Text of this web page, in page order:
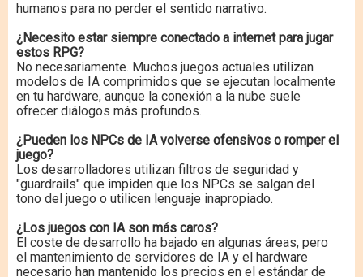
humanos para no perder el sentido narrativo.
¿Necesito estar siempre conectado a internet para jugar
estos RPG?
No necesariamente. Muchos juegos actuales utilizan
modelos de IA comprimidos que se ejecutan localmente
en tu hardware, aunque la conexión a la nube suele
ofrecer diálogos más profundos.
¿Pueden los NPCs de IA volverse ofensivos o romper el
juego?
Los desarrolladores utilizan filtros de seguridad y
"guardrails" que impiden que los NPCs se salgan del
tono del juego o utilicen lenguaje inapropiado.
¿Los juegos con IA son más caros?
El coste de desarrollo ha bajado en algunas áreas, pero
el mantenimiento de servidores de IA y el hardware
necesario han mantenido los precios en el estándar de